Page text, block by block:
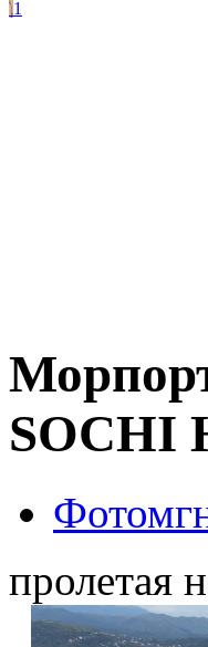
1
SOCHI
пролетая